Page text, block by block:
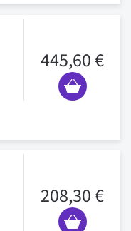
445,60 €
208,30 €